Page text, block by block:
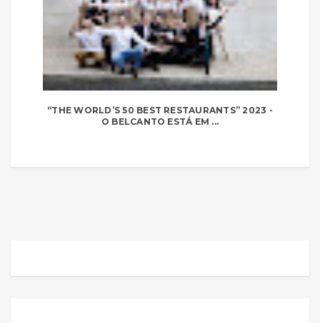
“THE WORLD’S 50 BEST RESTAURANTS” 2023 -
O BELCANTO ESTÁ EM ...